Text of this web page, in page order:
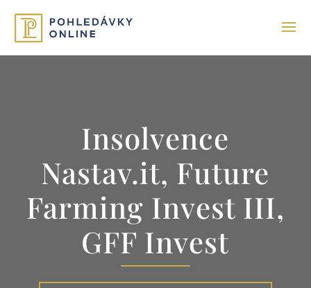
Insolvence
Nastav.it, Future
Farming Invest III,
GFF Invest